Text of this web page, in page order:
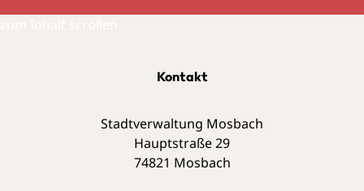
Kontakt
Stadtverwaltung Mosbach
Hauptstraße 29
74821 Mosbach